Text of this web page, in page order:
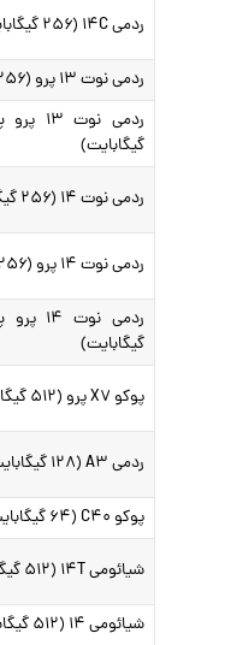
ردمی ۱۴C (۲۵۶ گیگابایت)
ردمی نوت ۱۳ پرو (۲۵۶ گیگابایت)
گیگابایت)
ردمی نوت ۱۴ (۲۵۶ گیگابایت)
ردمی نوت ۱۴ پرو (۲۵۶ گیگابایت)
گیگابایت)
پوکو X۷ پرو (۵۱۲ گیگابایت)
ردمی A۳ (۱۲۸ گیگابایت)
پوکو C۴۰ (۶۴ گیگابایت)
شیائومی ۱۴T (۵۱۲ گیگابایت)
شیائومی ۱۴ (۵۱۲ گیگابایت)